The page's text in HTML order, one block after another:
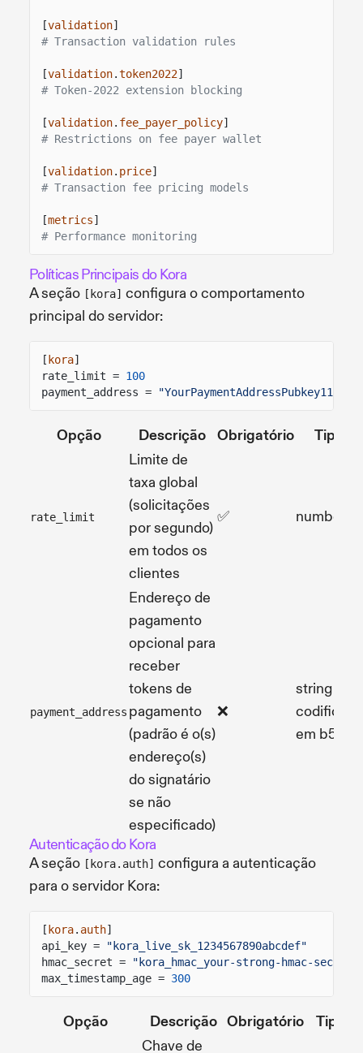
[validation]
# Transaction validation rules
[validation.token2022]
# Token-2022 extension blocking
[validation. fee_payer_policy]
# Restrictions on fee payer wallet
[validation. price]
# Transaction fee pricing models
[metrics]
# Performance monitoring
Políticas Principais do Kora
A seção [kora] configura o comportamento
principal do servidor:
[ kora]
rate_limit = 100
payment_address =
Opção Descrição Obrigatório Tipo
rate_limit
Limite de
taxa global
(solicitações
por segundo)
em todos os
clientes
✅ number
payment_address
Endereço de
pagamento
opcional para
receber
tokens de
pagamento
(padrão é o(s)
endereço(s)
do signatário
se não
especificado)
❌
string
codificada
em b58
Autenticação do Kora
A seção [kora.auth] configura a autenticação
para o servidor Kora:
[ kora. auth]
api_key =
"kora_live_sk_1234567890abcdef"
hmac_secret =
"kora_hmac_your-strong-hmac-
max_timestamp_age = 300
Opção Descrição Obrigatório
Tipo
Chave de